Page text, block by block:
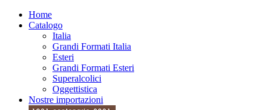
Home
Catalogo
Italia
Grandi Formati Italia
Esteri
Grandi Formati Esteri
Superalcolici
Oggettistica
Nostre importazioni